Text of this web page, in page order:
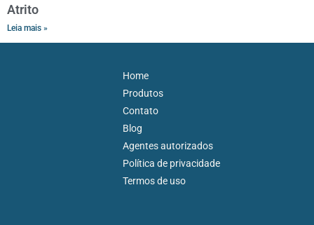
Atrito
Leia mais »
Home
Produtos
Contato
Blog
Agentes autorizados
Política de privacidade
Termos de uso